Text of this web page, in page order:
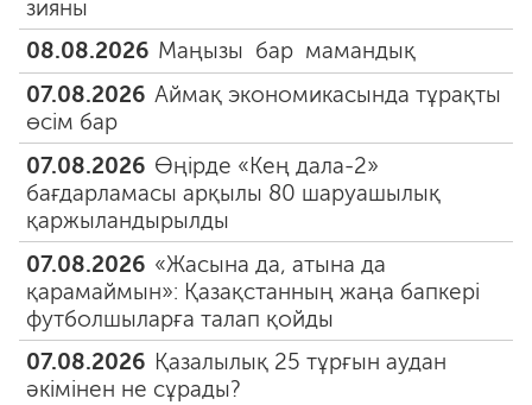
зияны
08.08.2026 Маңызы бар мамандық
07.08.2026 Аймақ экономикасында тұрақты
өсім бар
07.08.2026 Өңірде «Кең дала-2»
бағдарламасы арқылы 80 шаруашылық
қаржыландырылды
07.08.2026 «Жасына да, атына да
қарамаймын»: Қазақстанның жаңа бапкері
футболшыларға талап қойды
07.08.2026 Қазалылық 25 тұрғын аудан
әкімінен не сұрады?